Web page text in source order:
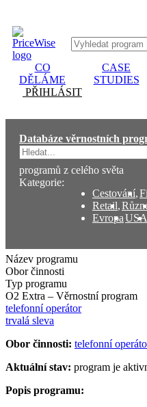
CO
DĚLÁME
CASE
STUDIES
PŘIHLÁSIT
Databáze věrnostních
programů z celého světa
Kategorie:
Cestování,
Retail,
EvropaUSA
Název programu
Obor činnosti
Typ programu
O2 Extra – Věrnostní program
telefonní operátor
trvalá sleva
Obor činnosti: telefonní
Aktuální stav: program je
Popis programu: